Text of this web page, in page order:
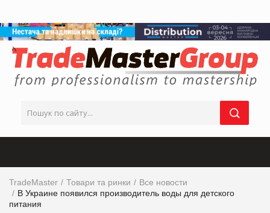
TradeMaster Товари та ринки
Все новости
В Украине появился производитель воды для детского
питания